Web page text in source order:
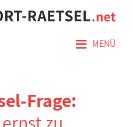
≡ MENÜ
Frage: